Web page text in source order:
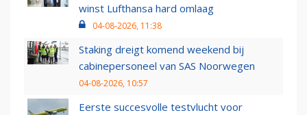
winst Lufthansa hard omlaag
04-08-2026, 11:38
Staking dreigt komend weekend bij
cabinepersoneel van SAS Noorwegen
04-08-2026, 10:57
Eerste succesvolle testvlucht voor